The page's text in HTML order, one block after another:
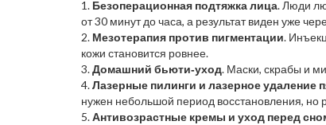
1. Безоперационная подтяжка лица. Люди
от 30 минут до часа, а результат виден уже
2. Мезотерапия против пигментации.
кожи становится ровнее.
3.Домашний бьюти‑уход. Маски, скрабы и
4.Лазерные пилинги и лазерное удаление
нужен небольшой период восстановления, но
5.Антивозрастные кремы и уход перед